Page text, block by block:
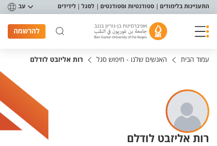
תפריט נגישות
התעניינות בלימודים סטודנטיות וסטודנטים לסגל לידידים עב
להרשמה
עמוד הבית האנשים שלנו - חיפוש סגל רות אליזבט לודלם
רות אליזבט לודלם